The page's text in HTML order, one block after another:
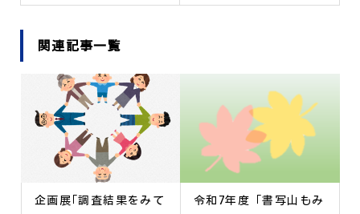
関連記事一覧
企画展｢調査結果をみて
令和7年度「書写山もみ